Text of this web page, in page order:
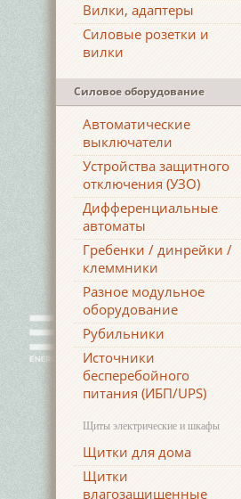
Вилки, адаптеры
Силовые розетки и
вилки
Силовое оборудование
Автоматические
выключатели
Устройства защитного
отключения (УЗО)
Дифференциальные
автоматы
Гребенки / динрейки /
клеммники
Разное модульное
оборудование
Рубильники
Источники
бесперебойного
питания (ИБП/UPS)
Щиты электрические и шкафы
Щитки для дома
Щитки
влагозащищенные